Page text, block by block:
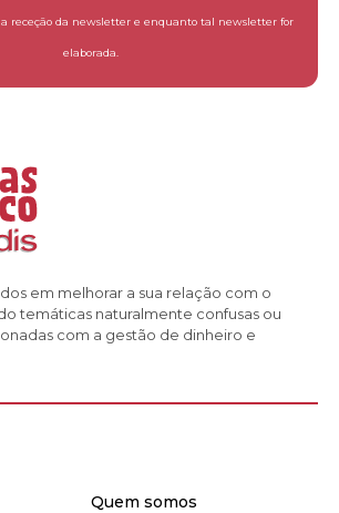
receção da newsletter e enquanto tal newsletter for
elaborada.
em melhorar a sua relação com o
temáticas naturalmente confusas ou
com a gestão de dinheiro e
Quem somos